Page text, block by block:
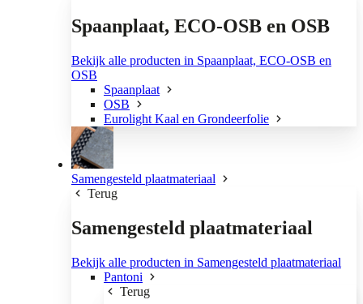
Spaanplaat, ECO-OSB en OSB
Bekijk alle producten in Spaanplaat, ECO-OSB en
OSB
Spaanplaat
OSB
Eurolight Kaal en Grondeerfolie
Samengesteld plaatmateriaal
Terug
Samengesteld plaatmateriaal
Bekijk alle producten in Samengesteld plaatmateriaal
Pantoni
Terug